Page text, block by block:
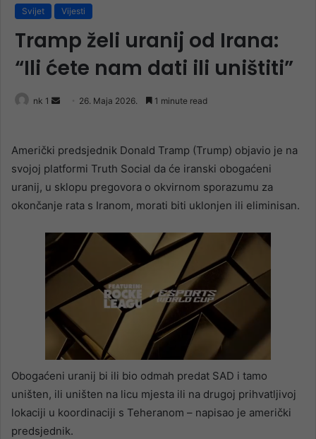
Svijet Vijesti
Tramp želi uranij od Irana:
“Ili ćete nam dati ili uništiti”
nk 1
Send 26. Maja 2026. 1 minute read
Američki predsjednik Donald Tramp (Trump) objavio je na
svojoj platformi Truth Social da će iranski obogaćeni
uranij, u sklopu pregovora o okvirnom sporazumu za
okončanje rata s Iranom, morati biti uklonjen ili eliminisan.
Obogaćeni uranij bi ili bio odmah predat SAD i tamo
uništen, ili uništen na licu mjesta ili na drugoj prihvatljivoj
lokaciji u koordinaciji s Teheranom – napisao je američki
predsjednik.